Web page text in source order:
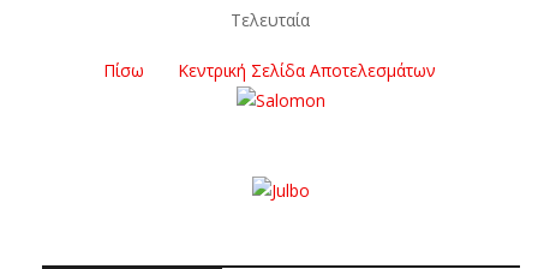
Τελευταία
Πίσω Κεντρική Σελίδα Αποτελεσμάτων